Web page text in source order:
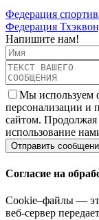
Федерация
Федерация
Напишите нам!
Мы используем
персонализации и
сайтом. Продолжая
использование
Согласие на
Cookie–файлы —
веб-сервер